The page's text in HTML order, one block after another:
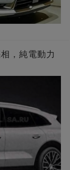
，純電動力